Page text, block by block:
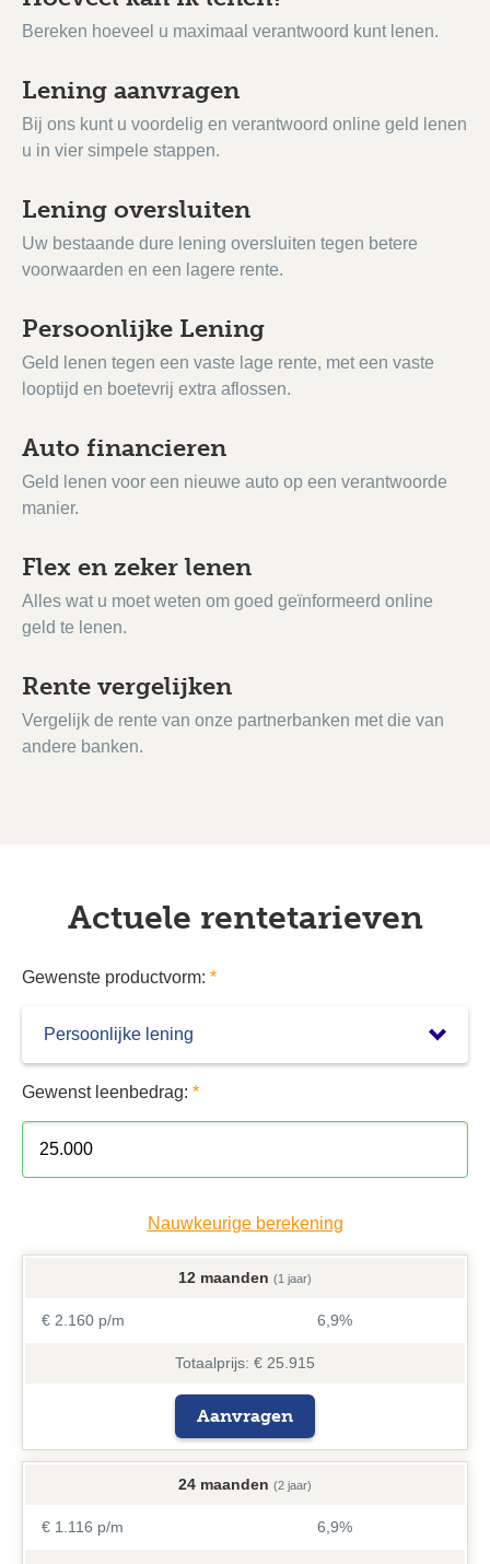
Bereken hoeveel u maximaal verantwoord kunt lenen.
Lening aanvragen
Bij ons kunt u voordelig en verantwoord online geld lenen
u in vier simpele stappen.
Lening oversluiten
Uw bestaande dure lening oversluiten tegen betere
voorwaarden en een lagere rente.
Persoonlijke Lening
Geld lenen tegen een vaste lage rente, met een vaste
looptijd en boetevrij extra aflossen.
Auto financieren
Geld lenen voor een nieuwe auto op een verantwoorde
manier.
Flex en zeker lenen
Alles wat u moet weten om goed geïnformeerd online
geld te lenen.
Rente vergelijken
Vergelijk de rente van onze partnerbanken met die van
andere banken.
Actuele rentetarieven
Gewenste productvorm: *
Gewenst leenbedrag: *
Nauwkeurige berekening
12 maanden (1 jaar)
€ 2.160 p/m 6,9%
Totaalprijs: € 25.915
Aanvragen
24 maanden (2 jaar)
€ 1.116 p/m 6,9%